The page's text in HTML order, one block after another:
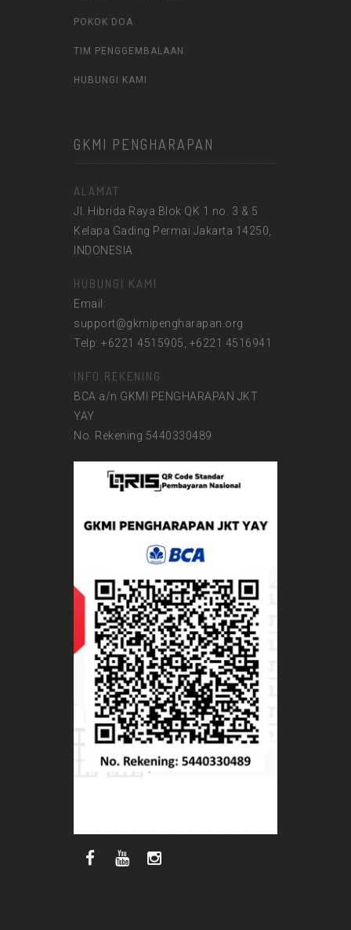
POKOK DOA
TIM PENGGEMBALAAN
HUBUNGI KAMI
GKMI PENGHARAPAN
ALAMAT
Jl. Hibrida Raya Blok QK 1 no. 3 & 5
Kelapa Gading Permai Jakarta 14250,
INDONESIA
HUBUNGI KAMI
Email:
support@gkmipengharapan.org
Telp: +6221 4515905, +6221 4516941
INFO REKENING
BCA a/n GKMI PENGHARAPAN JKT
YAY
No. Rekening 5440330489